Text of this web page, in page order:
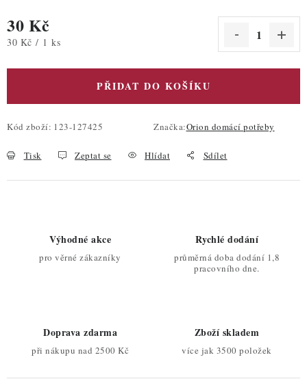
30 Kč
Měrná cena:
30 Kč / 1 ks
PŘIDAT DO KOŠÍKU
Kód zboží: 123-127425 Značka:Orion domácí potřeby
Tisk Zeptat se Hlídat Sdílet
Výhodné akce
pro věrné zákazníky
Rychlé dodání
průměrná doba dodání 1,8
pracovního dne.
Doprava zdarma
při nákupu nad 2500 Kč
Zboží skladem
více jak 3500 položek